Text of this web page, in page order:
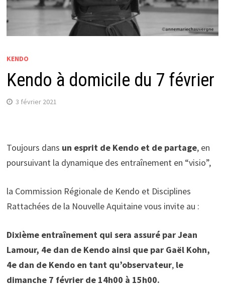
KENDO
Kendo à domicile du 7 février
3 février 2021
Toujours dans un esprit de Kendo et de partage, en
poursuivant la dynamique des entraînement en “visio”,
la Commission Régionale de Kendo et Disciplines
Rattachées de la Nouvelle Aquitaine vous invite au :
Dixième entraînement qui sera assuré par Jean
Lamour, 4e dan de Kendo ainsi que par Gaël Kohn,
4e dan de Kendo en tant qu’observateur, le
dimanche 7 février de 14h00 à 15h00.